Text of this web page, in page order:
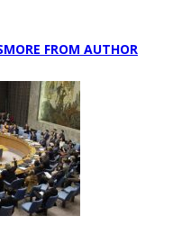
MORE FROM AUTHOR